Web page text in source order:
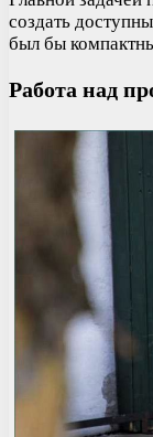
создать
был бы
Работа над